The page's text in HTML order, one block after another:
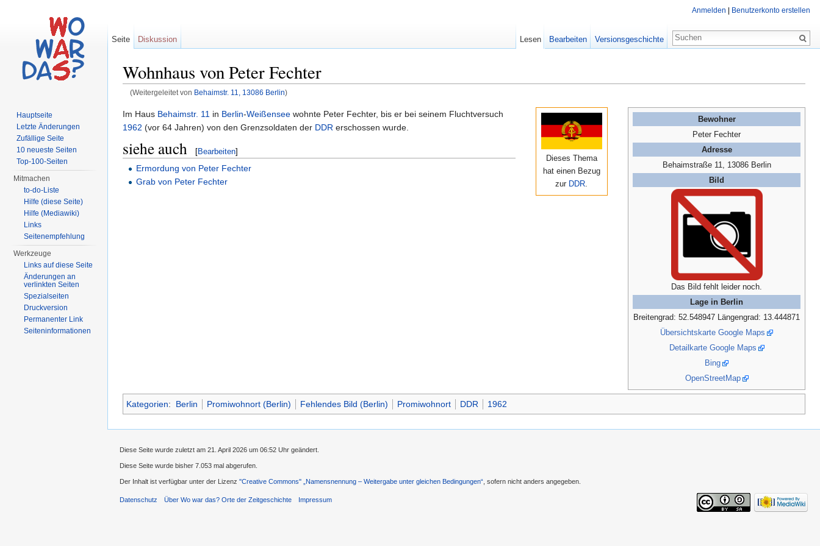
Wohnhaus von Peter Fechter
(Weitergeleitet von Behaimstr. 11, 13086 Berlin)
Bewohner
Peter Fechter
Adresse
Behaimstraße 11, 13086 Berlin
Bild
Das Bild fehlt leider noch.
Lage in Berlin
Breitengrad: 52.548947 Längengrad: 13.444871
Übersichtskarte Google Maps
Detailkarte Google Maps
Bing
OpenStreetMap
Dieses Thema
hat einen Bezug
zur DDR
Im Haus Behaimstr. 11 in Berlin-Weißensee wohnte Peter Fechter, bis er bei seinem Fluchtversuch
1962 (vor 64 Jahren) von den Grenzsoldaten der DDR erschossen wurde.
siehe auch [Bearbeiten]
Ermordung von Peter Fechter
Grab von Peter Fechter
Kategorien: Berlin Promiwohnort (Berlin) Fehlendes Bild (Berlin) Promiwohnort DDR 1962
Anmelden Benutzerkonto erstellen
Seite Diskussion Lesen Bearbeiten Versionsgeschichte
Hauptseite
Letzte Änderungen
Zufällige Seite
10 neueste Seiten
Top-100-Seiten
Mitmachen
to-do-Liste
Hilfe (diese Seite)
Hilfe (Mediawiki)
Links
Seitenempfehlung
Werkzeuge
Links auf diese Seite
Änderungen an
verlinkten Seiten
Spezialseiten
Druckversion
Permanenter Link
Seiteninformationen
Diese Seite wurde zuletzt am 21. April 2026 um 06:52 Uhr geändert.
Diese Seite wurde bisher 7.053 mal abgerufen.
Der Inhalt ist verfügbar unter der Lizenz ''Creative Commons'' „Namensnennung – Weitergabe unter gleichen Bedingungen“ , sofern nicht anders angegeben.
Datenschutz Über Wo war das? Orte der Zeitgeschichte Impressum